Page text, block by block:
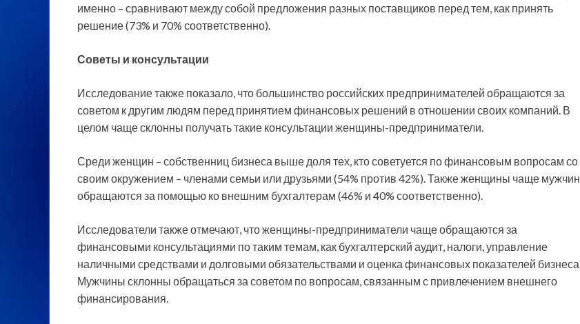
именно – сравнивают между собой предложения разных поставщиков перед тем, как принять
решение (73% и 70% соответственно).
Советы и консультации
Исследование также показало, что большинство российских предпринимателей обращаются за
советом к другим людям перед принятием финансовых решений в отношении своих компаний. В
целом чаще склонны получать такие консультации женщины-предприниматели.
Среди женщин – собственниц бизнеса выше доля тех, кто советуется по финансовым вопросам со
своим окружением – членами семьи или друзьями (54% против 42%). Также женщины чаще мужчин
обращаются за помощью ко внешним бухгалтерам (46% и 40% соответственно).
Исследователи также отмечают, что женщины-предприниматели чаще обращаются за
финансовыми консультациями по таким темам, как бухгалтерский аудит, налоги, управление
наличными средствами и долговыми обязательствами и оценка финансовых показателей бизнеса.
Мужчины склонны обращаться за советом по вопросам, связанным с привлечением внешнего
финансирования.